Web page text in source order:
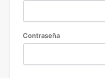
Contraseña